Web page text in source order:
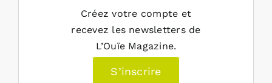
Créez votre compte et
recevez les newsletters de
L’Ouïe Magazine.
S’inscrire